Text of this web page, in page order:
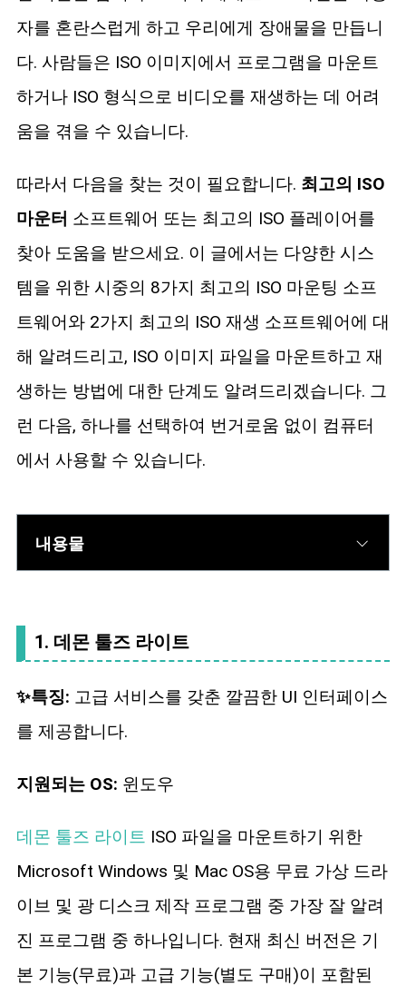
자를 혼란스럽게 하고 우리에게 장애물을 만듭니
다. 사람들은 ISO 이미지에서 프로그램을 마운트
하거나 ISO 형식으로 비디오를 재생하는 데 어려
움을 겪을 수 있습니다.
따라서 다음을 찾는 것이 필요합니다. 최고의 ISO
마운터 소프트웨어 또는 최고의 ISO 플레이어를
찾아 도움을 받으세요. 이 글에서는 다양한 시스
템을 위한 시중의 8가지 최고의 ISO 마운팅 소프
트웨어와 2가지 최고의 ISO 재생 소프트웨어에 대
해 알려드리고, ISO 이미지 파일을 마운트하고 재
생하는 방법에 대한 단계도 알려드리겠습니다. 그
런 다음, 하나를 선택하여 번거로움 없이 컴퓨터
에서 사용할 수 있습니다.
내용물
1. 데몬 툴즈 라이트
✨특징: 고급 서비스를 갖춘 깔끔한 UI 인터페이스
를 제공합니다.
지원되는 OS: 윈도우
데몬 툴즈 라이트 ISO 파일을 마운트하기 위한
Microsoft Windows 및 Mac OS용 무료 가상 드라
이브 및 광 디스크 제작 프로그램 중 가장 잘 알려
진 프로그램 중 하나입니다. 현재 최신 버전은 기
본 기능(무료)과 고급 기능(별도 구매)이 포함된